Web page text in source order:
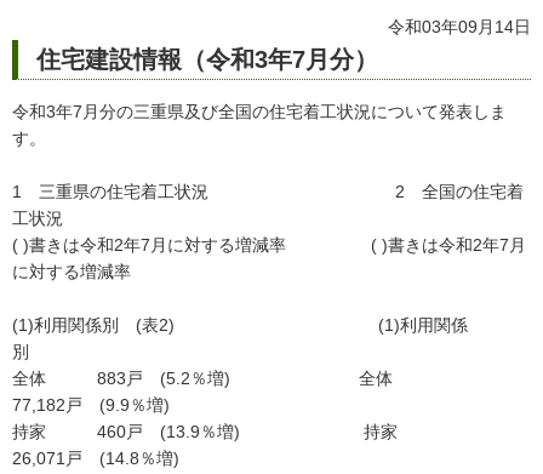
令和03年09月14日
住宅建設情報（令和3年7月分）
令和3年7月分の三重県及び全国の住宅着工状況について発表しま
す。
1 三重県の住宅着工状況 2 全国の住宅着
工状況
( )書きは令和2年7月に対する増減率 ( )書きは令和2年7月
に対する増減率
(1)利用関係別 (表2) (1)利用関係
別
全体 883戸 (5.2％増) 全体
77,182戸 (9.9％増)
持家 460戸 (13.9％増) 持家
26,071戸 (14.8％増)